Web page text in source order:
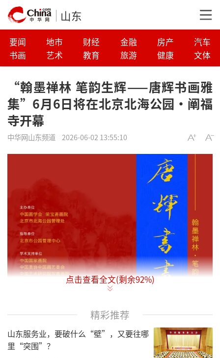
山东
要闻 地市 财经 金融 房产
汽车
书画
艺术 教育 旅游 健康 文体
“翰墨禅林 笔韵生辉——唐辉书画雅
集”6月6日将在北京北海公园·阐福
寺开幕
中华网山东频道 2026-06-02 13:55:10
点击查看全文(剩余92%)
精彩推荐
山东服务业，要破什么“壁”，又要往哪
里“突围”？